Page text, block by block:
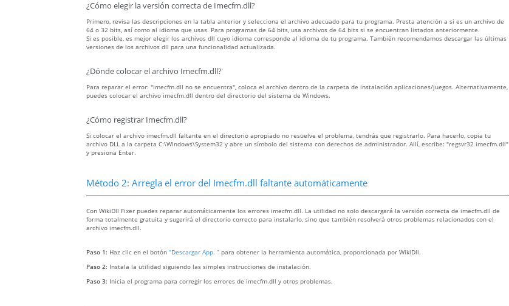
¿Cómo elegir la versión correcta de Imecfm.dll?
Primero, revisa las descripciones en la tabla anterior y selecciona el archivo adecuado para tu programa. Presta atención a si es un archivo de
64 o 32 bits, así como al idioma que usas. Para programas de 64 bits, usa archivos de 64 bits si se encuentran listados anteriormente.
Si es posible, es mejor elegir los archivos dll cuyo idioma corresponde al idioma de tu programa. También recomendamos descargar las últimas
versiones de los archivos dll para una funcionalidad actualizada.
¿Dónde colocar el archivo Imecfm.dll?
Para reparar el error: "imecfm.dll no se encuentra", coloca el archivo dentro de la carpeta de instalación aplicaciones/juegos. Alternativamente,
puedes colocar el archivo imecfm.dll dentro del directorio del sistema de Windows.
¿Cómo registrar Imecfm.dll?
Si colocar el archivo imecfm.dll faltante en el directorio apropiado no resuelve el problema, tendrás que registrarlo. Para hacerlo, copia tu
archivo DLL a la carpeta C:\Windows\System32 y abre un símbolo del sistema con derechos de administrador. Allí, escribe: "regsvr32 imecfm.dll"
y presiona Enter.
Método 2: Arregla el error del Imecfm.dll faltante automáticamente
Con WikiDll Fixer puedes reparar automáticamente los errores imecfm.dll. La utilidad no solo descargará la versión correcta de imecfm.dll de
forma totalmente gratuita y sugerirá el directorio correcto para instalarlo, sino que también resolverá otros problemas relacionados con el
archivo imecfm.dll.
Paso 1: Haz clic en el botón “Descargar App. ” para obtener la herramienta automática, proporcionada por WikiDll.
Paso 2: Instala la utilidad siguiendo las simples instrucciones de instalación.
Paso 3: Inicia el programa para corregir los errores de imecfm.dll y otros problemas.